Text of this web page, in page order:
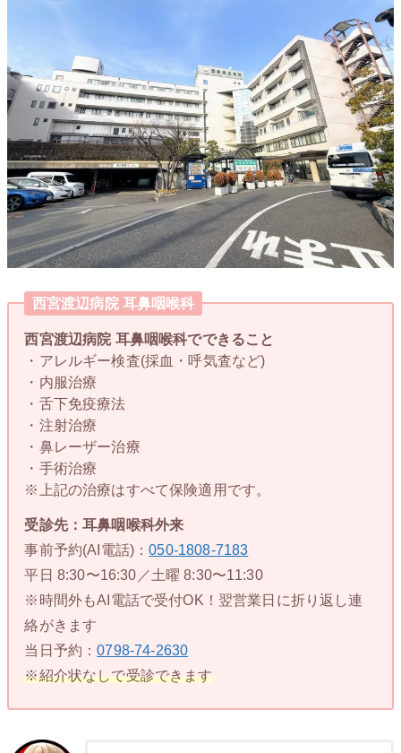
西宮渡辺病院 耳鼻咽喉科
西宮渡辺病院 耳鼻咽喉科でできること
・アレルギー検査(採血・呼気査など)
・内服治療
・舌下免疫療法
・注射治療
・鼻レーザー治療
・手術治療
※上記の治療はすべて保険適用です。
受診先：耳鼻咽喉科外来
事前予約(AI電話)：050-1808-7183
平日 8:30〜16:30／土曜 8:30〜11:30
※時間外もAI電話で受付OK！翌営業日に折り返し連
絡がきます
当日予約：0798-74-2630
※紹介状なしで受診できます